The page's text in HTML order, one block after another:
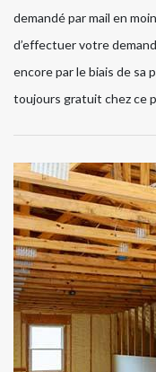
demandé par mail en
d’effectuer votre
encore par le biais de sa
toujours gratuit chez ce